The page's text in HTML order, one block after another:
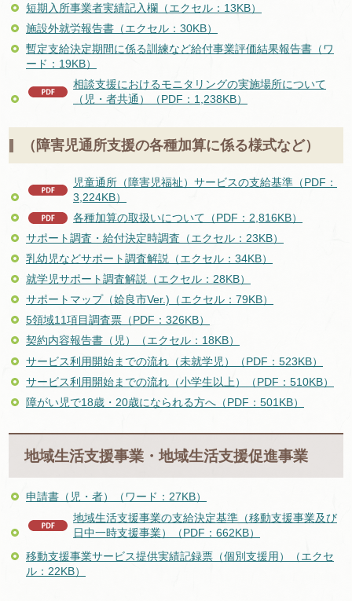
短期入所事業者実績記入欄（エクセル：13KB）
施設外就労報告書（エクセル：30KB）
暫定支給決定期間に係る訓練など給付事業評価結果報告書（ワ
ード：19KB）
相談支援におけるモニタリングの実施場所について
（児・者共通）（PDF：1,238KB）
（障害児通所支援の各種加算に係る様式など）
児童通所（障害児福祉）サービスの支給基準（PDF：
3,224KB）
各種加算の取扱いについて（PDF：2,816KB）
サポート調査・給付決定時調査（エクセル：23KB）
乳幼児などサポート調査解説（エクセル：34KB）
就学児サポート調査解説（エクセル：28KB）
サポートマップ（姶良市Ver.)（エクセル：79KB）
5領域11項目調査票（PDF：326KB）
契約内容報告書（児）（エクセル：18KB）
サービス利用開始までの流れ（未就学児）（PDF：523KB）
サービス利用開始までの流れ（小学生以上）（PDF：510KB）
障がい児で18歳・20歳になられる方へ（PDF：501KB）
地域生活支援事業・地域生活支援促進事業
申請書（児・者）（ワード：27KB）
地域生活支援事業の支給決定基準（移動支援事業及び
日中一時支援事業）（PDF：662KB）
移動支援事業サービス提供実績記録票（個別支援用）（エクセ
ル：22KB）